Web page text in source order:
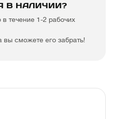
В НАЛИЧИИ?
течение 1-2 рабочих
вы сможете его забрать!